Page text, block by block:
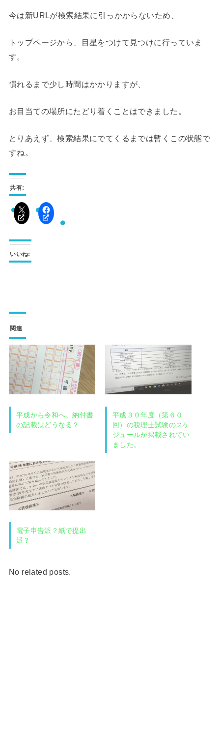
今は新URLが検索結果に引っかからないため、
トップページから、目星をつけて見つけに行っていま
す。
慣れるまで少し時間はかかりますが、
お目当ての場所にたどり着くことはできました。
とりあえず、検索結果にでてくるまでは暫くこの状態で
すね。
共有:
いいね:
関連
平成から令和へ。納付書
の記載はどうなる？
平成３０年度（第６０
回）の税理士試験のスケ
ジュールが掲載されてい
ました。
電子申告派？紙で提出
派？
No related posts.